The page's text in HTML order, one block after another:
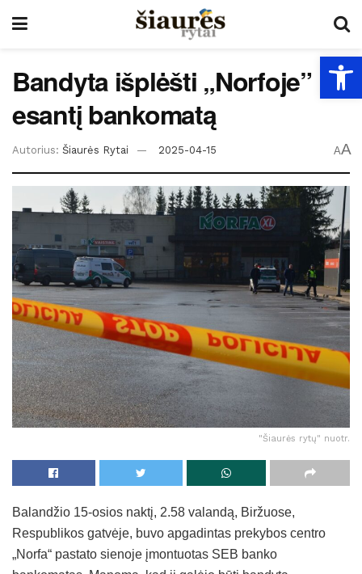
Bandyta išplėšti „Norfoje”
esantį bankomatą
Autorius: Šiaurės Rytai 2025-04-15 AA
"Šiaurės rytų" nuotr.
Balandžio 15-osios naktį, 2.58 valandą, Biržuose,
Respublikos gatvėje, buvo apgadintas prekybos centro
„Norfa“ pastato sienoje įmontuotas SEB banko